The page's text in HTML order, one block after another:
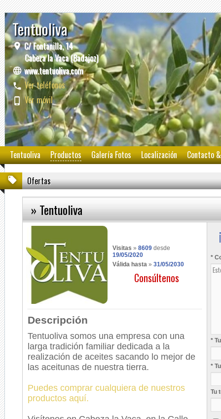
Tentuoliva
C/ Fontanilla, 14
Cabeza la Vaca (Badajoz)
www.tentuoliva.com
Ver teléfonos
Ver móvil
Tentuoliva Productos Galería Fotos Localización Contacto
Ofertas
» Tentuoliva
Visitas » 8609 desde
19/05/2020
Válida hasta » 31/05/2030
Consúltenos
Descripción
Tentuoliva somos una empresa con una
larga tradición familiar dedicada a la
realización de aceites sacando lo mejor de
las aceitunas de nuestra tierra.
Puedes comprar cualquiera de nuestros
productos aquí.
*
*
*
Tu